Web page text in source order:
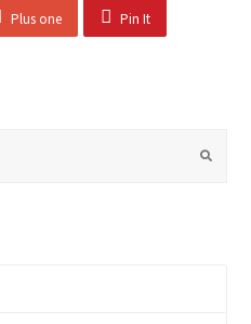
Plus one Pin It